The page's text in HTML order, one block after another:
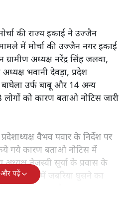
की राज्य इकाई ने उज्जैन
में मोर्चा की उज्जैन नगर इकाई
अध्यक्ष नरेंद्र सिंह जलवा,
भवानी देवड़ा, प्रदेश
बाघेला उर्फ बाबू और 14 अन्य
को कारण बताओ नोटिस जारी
वैभव पवार के निर्देश पर
गये कारण बताओ नोटिस में
अध्यक्ष तेजस्वी सूर्या के प्रवास के
में नंदी हाल में जबरिया घुसने का
परिधि में आता है।
और पढ़ें